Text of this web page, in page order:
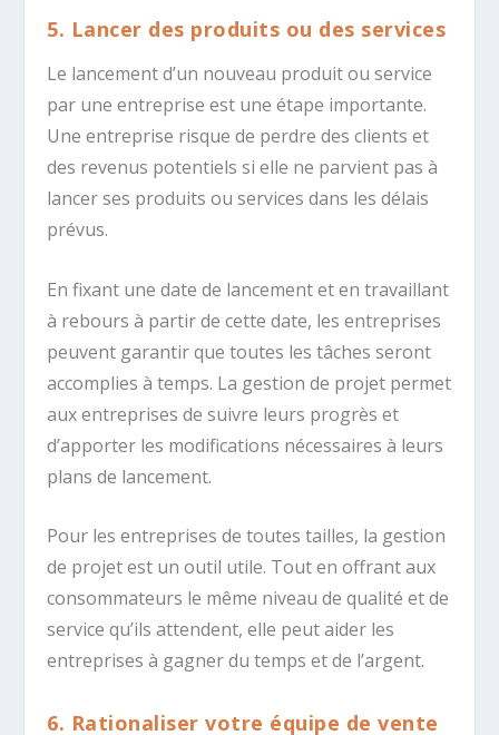
5. Lancer des produits ou des services
Le lancement d’un nouveau produit ou service
par une entreprise est une étape importante.
Une entreprise risque de perdre des clients et
des revenus potentiels si elle ne parvient pas à
lancer ses produits ou services dans les délais
prévus.
En fixant une date de lancement et en travaillant
à rebours à partir de cette date, les entreprises
peuvent garantir que toutes les tâches seront
accomplies à temps. La gestion de projet permet
aux entreprises de suivre leurs progrès et
d’apporter les modifications nécessaires à leurs
plans de lancement.
Pour les entreprises de toutes tailles, la gestion
de projet est un outil utile. Tout en offrant aux
consommateurs le même niveau de qualité et de
service qu’ils attendent, elle peut aider les
entreprises à gagner du temps et de l’argent.
6. Rationaliser votre équipe de vente